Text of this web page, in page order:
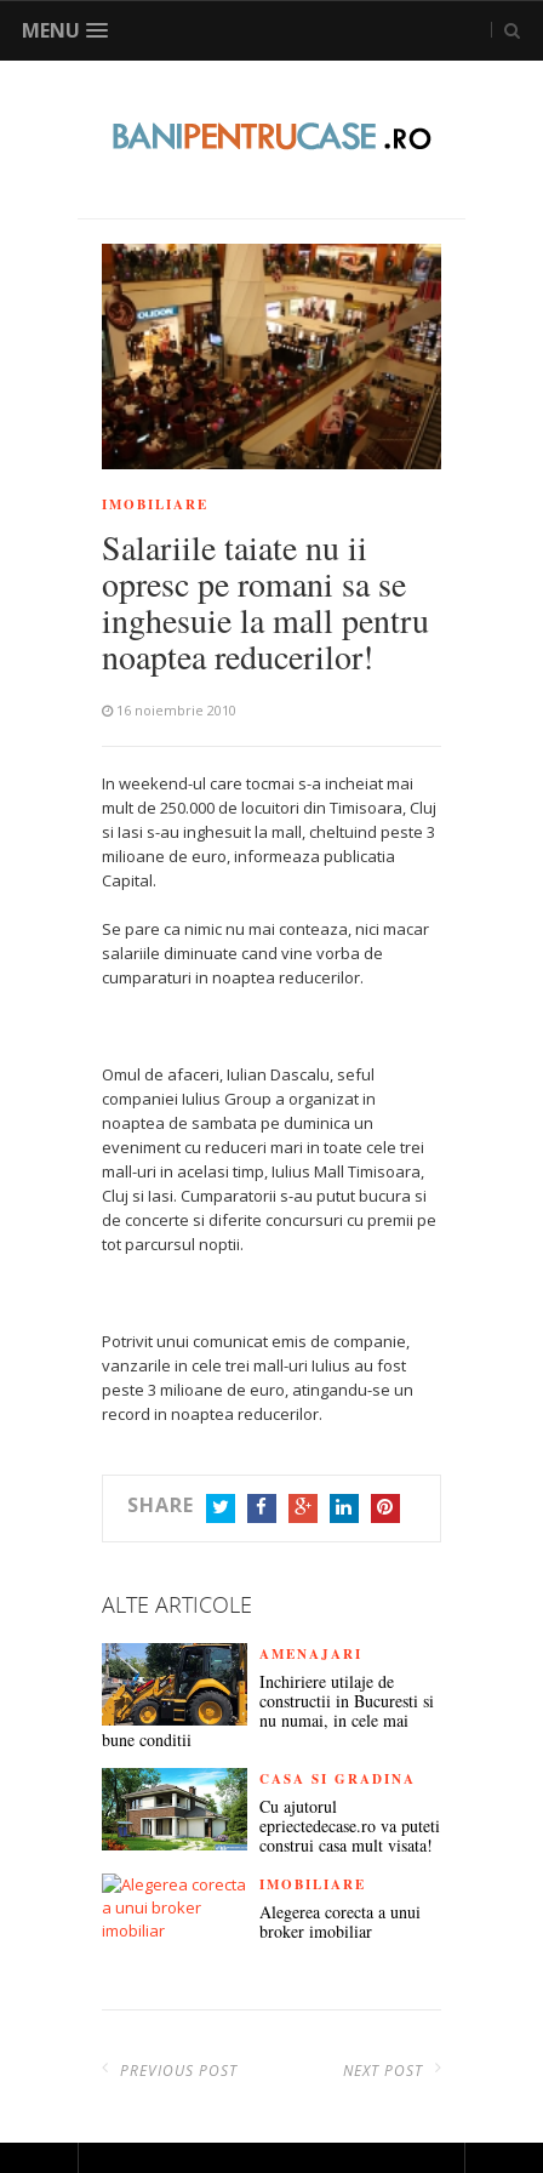
MENU
IMOBILIARE
Salariile taiate nu ii
opresc pe romani sa se
inghesuie la mall pentru
noaptea reducerilor!
16 noiembrie 2010
In weekend-ul care tocmai s-a incheiat mai
mult de 250.000 de locuitori din Timisoara, Cluj
si Iasi s-au inghesuit la mall, cheltuind peste 3
milioane de euro, informeaza publicatia
Capital.
Se pare ca nimic nu mai conteaza, nici macar
salariile diminuate cand vine vorba de
cumparaturi in noaptea reducerilor.
Omul de afaceri, Iulian Dascalu, seful
companiei Iulius Group a organizat in
noaptea de sambata pe duminica un
eveniment cu reduceri mari in toate cele trei
mall-uri in acelasi timp, Iulius Mall Timisoara,
Cluj si Iasi. Cumparatorii s-au putut bucura si
de concerte si diferite concursuri cu premii pe
tot parcursul noptii.
Potrivit unui comunicat emis de companie,
vanzarile in cele trei mall-uri Iulius au fost
peste 3 milioane de euro, atingandu-se un
record in noaptea reducerilor.
SHARE
ALTE ARTICOLE
AMENAJARI
Inchiriere utilaje de
constructii in Bucuresti si
nu numai, in cele mai
bune conditii
CASA SI GRADINA
Cu ajutorul
epriectedecase.ro va puteti
construi casa mult visata!
IMOBILIARE
Alegerea corecta a unui
broker imobiliar
PREVIOUS POST NEXT POST